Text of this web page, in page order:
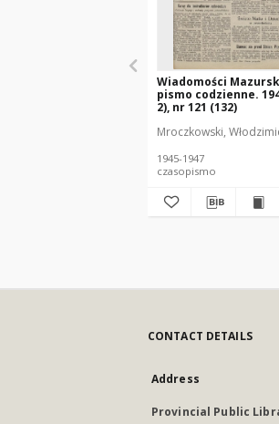
Wiadomości
pismo codzienne.
2), nr 121 (132)
Mroczkowski,
1945-1947
czasopismo
CONTACT DETAILS
Address
Provincial Public